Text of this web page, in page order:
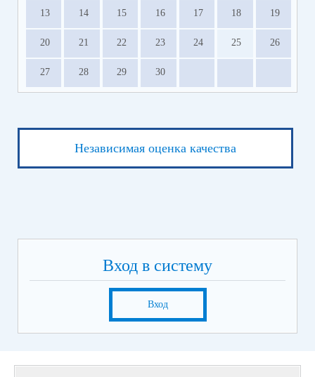
13 14 15 16 17 18 19
20 21 22 23 24 25 26
27 28 29 30
Независимая оценка качества
Вход в систему
Вход